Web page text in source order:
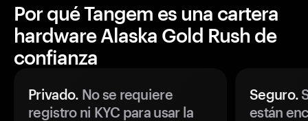
Por qué Tangem es una cartera
hardware Alaska Gold Rush de
confianza
Privado. No se requiere
registro ni KYC para usar la
Seguro.
están